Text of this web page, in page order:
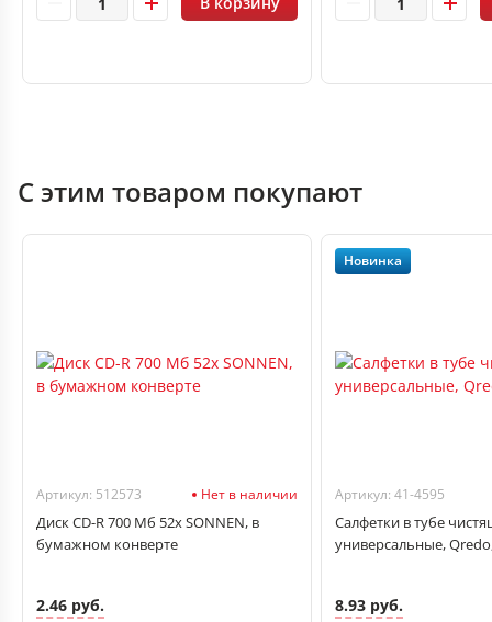
С этим товаром покупают
Артикул: 512573 Нет в наличии
Диск CD-R 700 Мб 52х SONNEN, в
бумажном конверте
2.46 руб.
Новинка
Артикул: 41-4595
Салфетки в тубе
универсальные,
8.93 руб.